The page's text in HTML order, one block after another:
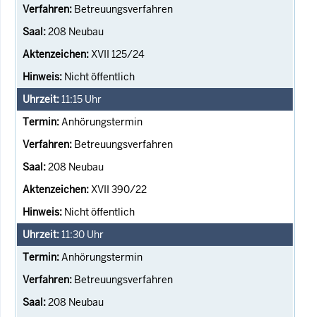
Betreuungsverfahren
208 Neubau
XVII 125/24
Nicht öffentlich
11:15 Uhr
Anhörungstermin
Betreuungsverfahren
208 Neubau
XVII 390/22
Nicht öffentlich
11:30 Uhr
Anhörungstermin
Betreuungsverfahren
208 Neubau